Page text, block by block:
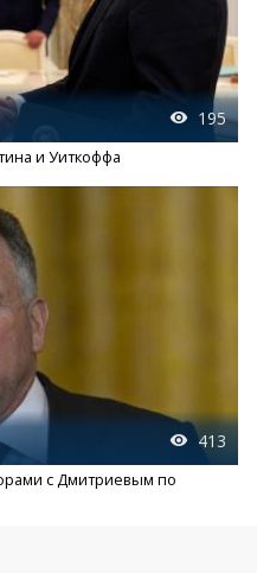
195
и Уиткоффа
413
с Дмитриевым по